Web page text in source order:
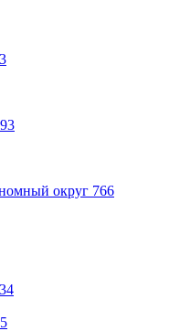
округ 766